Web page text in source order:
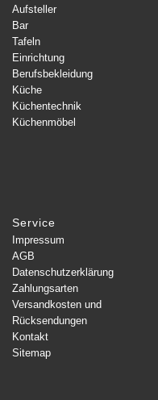
Aufsteller
Bar
Tafeln
Einrichtung
Berufsbekleidung
Küche
Küchentechnik
Küchenmöbel
Service
Impressum
AGB
Datenschutzerklärung
Zahlungsarten
Versandkosten und
Rücksendungen
Kontakt
Sitemap